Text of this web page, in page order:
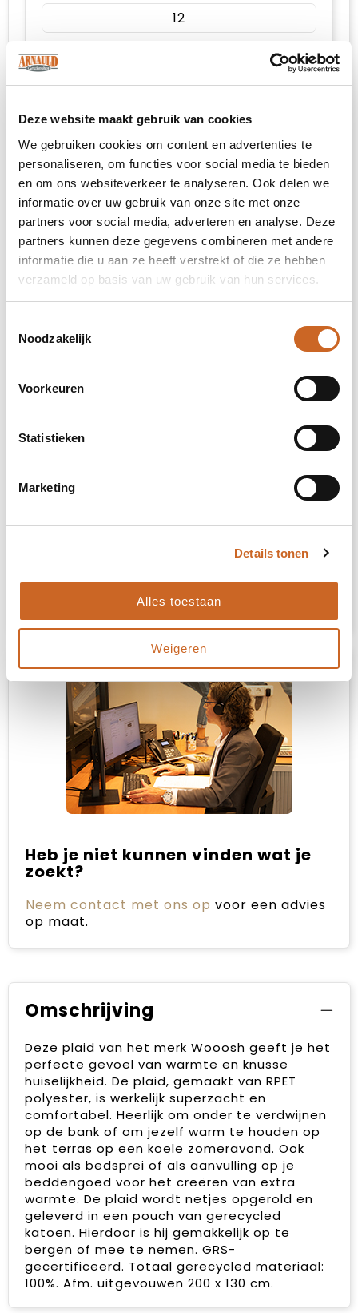
Deze website maakt gebruik van cookies
We gebruiken cookies om content en advertenties te
personaliseren, om functies voor social media te bieden
en om ons websiteverkeer te analyseren. Ook delen we
informatie over uw gebruik van onze site met onze
partners voor social media, adverteren en analyse. Deze
partners kunnen deze gegevens combineren met andere
informatie die u aan ze heeft verstrekt of die ze hebben
verzameld op basis van uw gebruik van hun services.
Noodzakelijk
Voorkeuren
Statistieken
Marketing
Details tonen
Alles toestaan
Weigeren
12
Voorzijde (200mm x 200mm)
1
2
4
5
Selecteer jouw opties voor de prijsopgave.
Vrijblijvende offerte
Sample aanvragen
Heb je niet kunnen vinden wat je
zoekt?
Neem contact met ons op voor een advies
op maat.
Omschrijving
Deze plaid van het merk Wooosh geeft je het
perfecte gevoel van warmte en knusse
huiselijkheid. De plaid, gemaakt van RPET
polyester, is werkelijk superzacht en
comfortabel. Heerlijk om onder te verdwijnen
op de bank of om jezelf warm te houden op
het terras op een koele zomeravond. Ook
mooi als bedsprei of als aanvulling op je
beddengoed voor het creëren van extra
warmte. De plaid wordt netjes opgerold en
geleverd in een pouch van gerecycled
katoen. Hierdoor is hij gemakkelijk op te
bergen of mee te nemen. GRS-
gecertificeerd. Totaal gerecycled materiaal:
100%. Afm. uitgevouwen 200 x 130 cm.